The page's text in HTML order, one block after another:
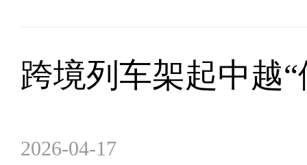
跨境列车架起中越“
2026-04-17